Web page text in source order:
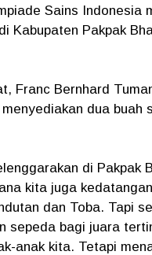
Sains Indonesia
Kabupaten Pakpak
Franc Bernhard
dua
di Pakpak
kita juga
dan Toba. Tapi
sepeda bagi juara
anak kita. Tetapi